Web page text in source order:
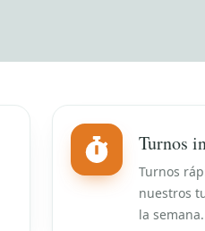
Turnos
Turnos
nuestros
la semana.